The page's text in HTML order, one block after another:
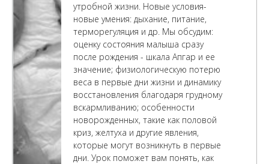
утробной жизни. Новые условия-
новые умения: дыхание, питание,
терморегуляция и др. Мы обсудим:
оценку состояния малыша сразу
после рождения - шкала Апгар и ее
значение; физиологическую потерю
веса в первые дни жизни и динамику
восстановления благодаря грудному
вскармливанию; особенности
новорожденных, такие как половой
криз, желтуха и другие явления,
которые могут возникнуть в первые
дни. Урок поможет вам понять, как